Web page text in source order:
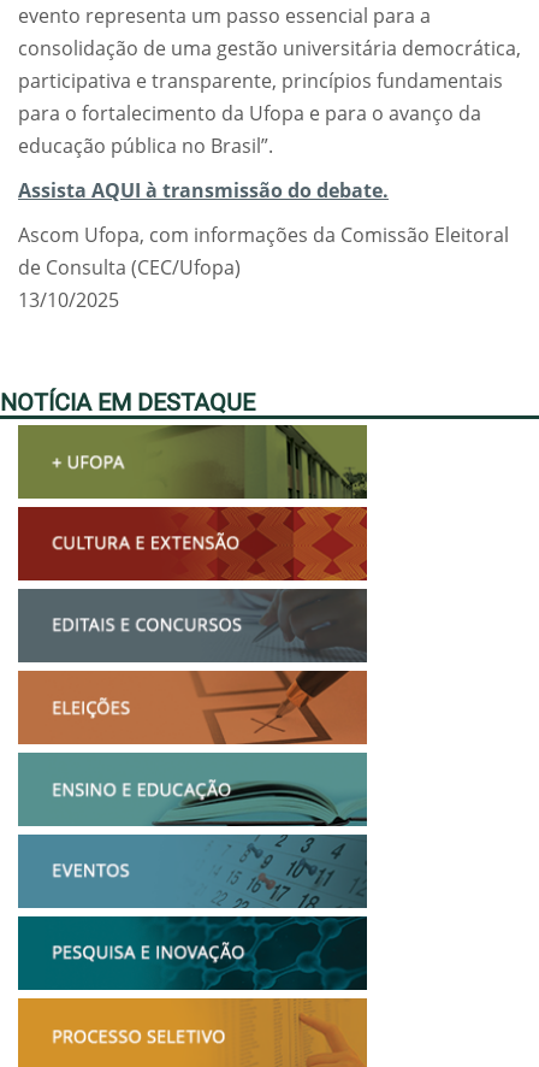
evento representa um passo essencial para a
consolidação de uma gestão universitária democrática,
participativa e transparente, princípios fundamentais
para o fortalecimento da Ufopa e para o avanço da
educação pública no Brasil”.
Assista AQUI à transmissão do debate.
Ascom Ufopa, com informações da Comissão Eleitoral
de Consulta (CEC/Ufopa)
13/10/2025
NOTÍCIA EM DESTAQUE